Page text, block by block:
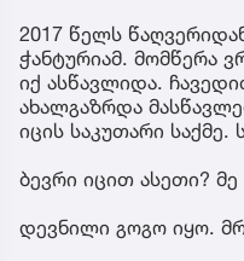
2017 წელს
ჭანტურიამ. მომწერა
იქ ასწავლიდა.
ახალგაზრდა
იცის საკუთარი საქმე.
ბევრი იცით ასეთი?
დევნილი გოგო იყო.